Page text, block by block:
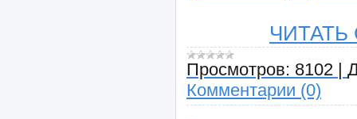
Просмотров: 8102
Комментарии (0)